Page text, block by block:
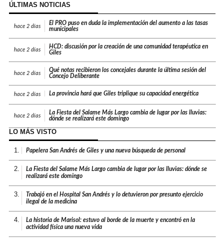
ÚLTIMAS NOTICIAS
hace 2 días
El PRO puso en duda la implementación del aumento a las tasas
municipales
hace 2 días
HCD: discusión por la creación de una comunidad terapéutica en
Giles
hace 2 días
Qué notas recibieron los concejales durante la última sesión del
Concejo Deliberante
hace 2 días La provincia hará que Giles triplique su capacidad energética
hace 2 días
La Fiesta del Salame Más Largo cambia de lugar por las lluvias:
dónde se realizará este domingo
LO MÁS VISTO
1. Papelera San Andrés de Giles y una nueva búsqueda de personal
2.
La Fiesta del Salame Más Largo cambia de lugar por las lluvias: dónde se
realizará este domingo
3.
Trabajó en el Hospital San Andrés y lo detuvieron por presunto ejercicio
ilegal de la medicina
4.
La historia de Marisol: estuvo al borde de la muerte y encontró en la
actividad física una nueva vida